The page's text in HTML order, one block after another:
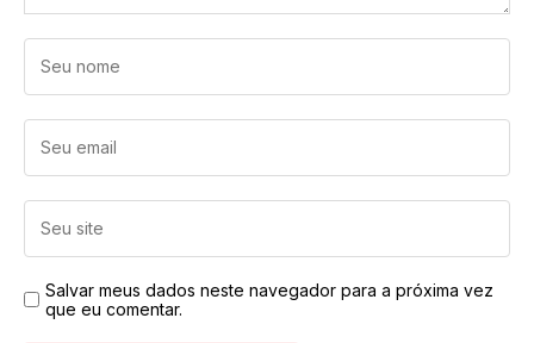
Salvar meus dados neste navegador para a próxima vez
que eu comentar.